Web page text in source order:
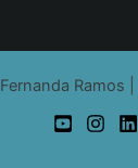
Fernanda Ramos